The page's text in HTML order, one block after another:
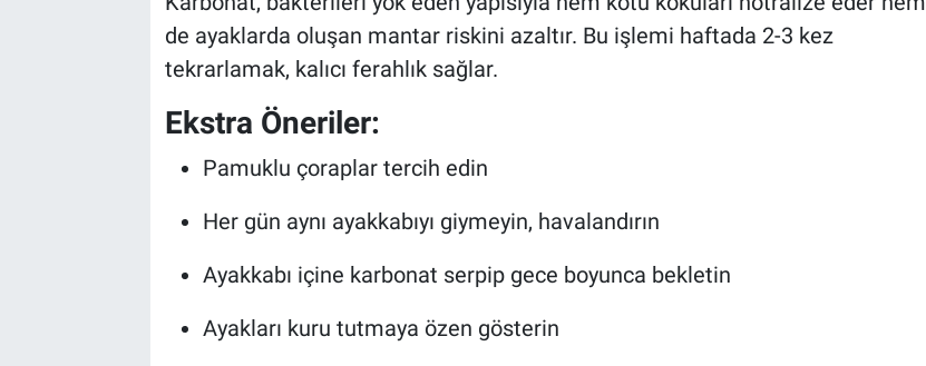
de ayaklarda oluşan mantar riskini azaltır. Bu işlemi haftada 2-3 kez
tekrarlamak, kalıcı ferahlık sağlar.
Ekstra Öneriler:
Pamuklu çoraplar tercih edin
Her gün aynı ayakkabıyı giymeyin, havalandırın
Ayakkabı içine karbonat serpip gece boyunca bekletin
Ayakları kuru tutmaya özen gösterin